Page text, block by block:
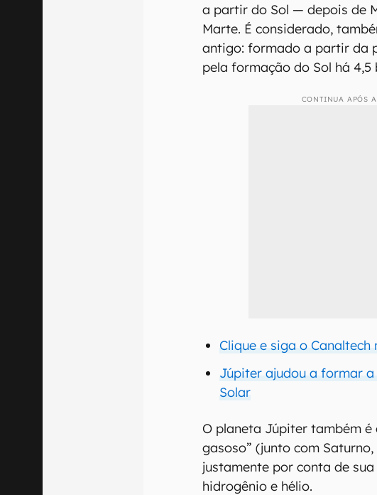
a partir do Sol — depois de
Marte. É considerado,
antigo: formado a partir da
pela formação do Sol há 4,5
CONTINUA APÓS
Clique e siga o Canaltech
Júpiter ajudou a formar
Solar
O planeta Júpiter também é
gasoso” (junto com
justamente por conta de
hidrogênio e hélio.